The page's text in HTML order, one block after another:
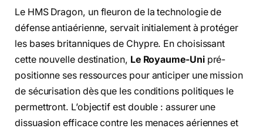
Le HMS Dragon, un fleuron de la technologie de
défense antiaérienne, servait initialement à protéger
les bases britanniques de Chypre. En choisissant
cette nouvelle destination, Le Royaume-Unipré-
positionne ses ressources pour anticiper une mission
de sécurisation dès que les conditions politiques le
permettront. L’objectif est double : assurer une
dissuasion efficace contre les menaces aériennes et